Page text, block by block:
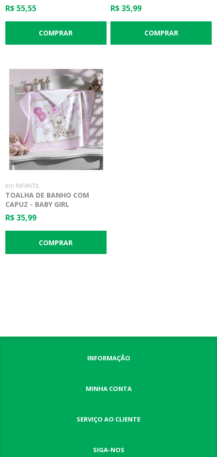
R$ 55,55 R$ 35,99
em INFANTIL
TOALHA DE BANHO COM
CAPUZ - BABY GIRL
R$ 35,99
INFORMAÇÃO
MINHA CONTA
SERVIÇO AO CLIENTE
SIGA-NOS